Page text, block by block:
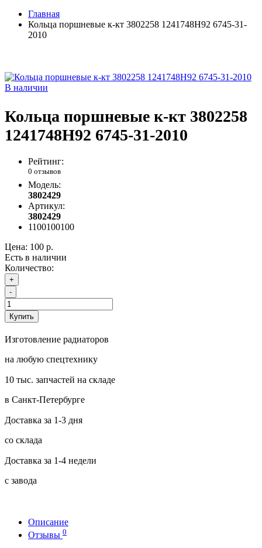
Главная
Кольца поршневые к-кт 3802258 1241748H92 6745-31-
2010
В наличии
Кольца поршневые к-кт 3802258
1241748H92 6745-31-2010
Рейтинг:
0 отзывов
Модель:
3802429
Артикул:
3802429
1100100100
Цена: 100 р.
Есть в наличии
Количество:
+
-
Купить
Изготовление радиаторов
на любую спецтехнику
10 тыс. запчастей на складе
в Санкт-Петербурге
Доставка за 1-3 дня
со склада
Доставка за 1-4 недели
с завода
Описание
Отзывы 0